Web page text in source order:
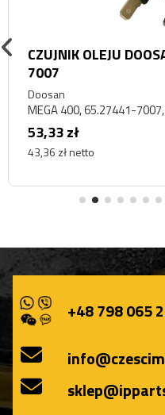
CZUJNIK OLEJU DOOSAN
7007
Doosan
MEGA 400, 65.27441-
53,33 zł
43,36 zł netto
+48 798 065